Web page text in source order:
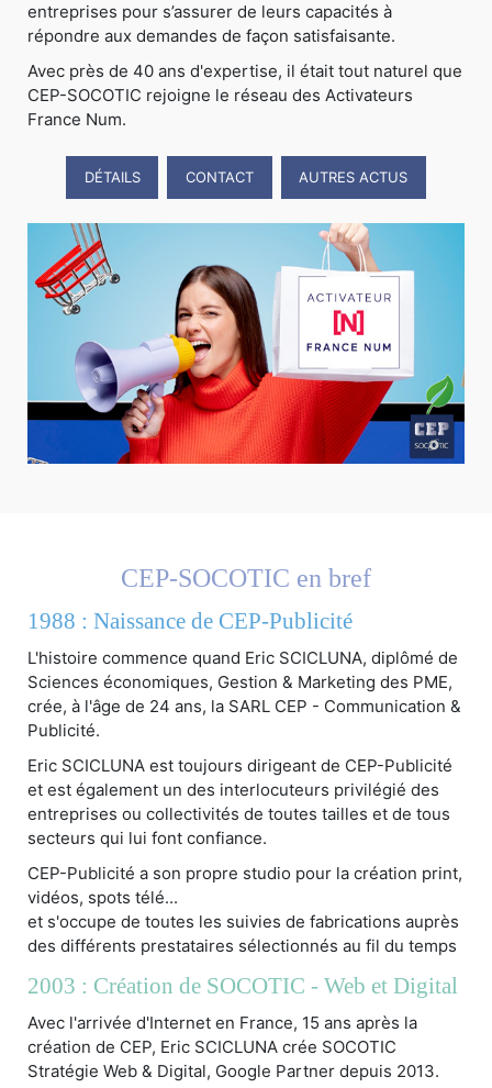
entreprises pour s’assurer de leurs capacités à
répondre aux demandes de façon satisfaisante.
Avec près de 40 ans d'expertise, il était tout naturel que
CEP-SOCOTIC rejoigne le réseau des Activateurs
France Num.
DÉTAILS CONTACT AUTRES ACTUS
CEP-SOCOTIC en bref
1988 : Naissance de CEP-Publicité
L'histoire commence quand Eric SCICLUNA, diplômé de
Sciences économiques, Gestion & Marketing des PME,
crée, à l'âge de 24 ans, la SARL CEP - Communication &
Publicité.
Eric SCICLUNA est toujours dirigeant de CEP-Publicité
et est également un des interlocuteurs privilégié des
entreprises ou collectivités de toutes tailles et de tous
secteurs qui lui font confiance.
CEP-Publicité a son propre studio pour la création print,
vidéos, spots télé...
et s'occupe de toutes les suivies de fabrications auprès
des différents prestataires sélectionnés au fil du temps
2003 : Création de SOCOTIC - Web et Digital
Avec l'arrivée d'Internet en France, 15 ans après la
création de CEP, Eric SCICLUNA crée SOCOTIC
Stratégie Web & Digital, Google Partner depuis 2013.